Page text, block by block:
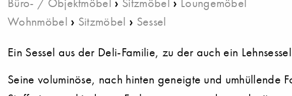
Wohnmöbel › Sitzmöbel › Sessel
Ein Sessel aus der Deli-Familie, zu der auch ein
Seine voluminöse, nach hinten geneigte und umhüllende